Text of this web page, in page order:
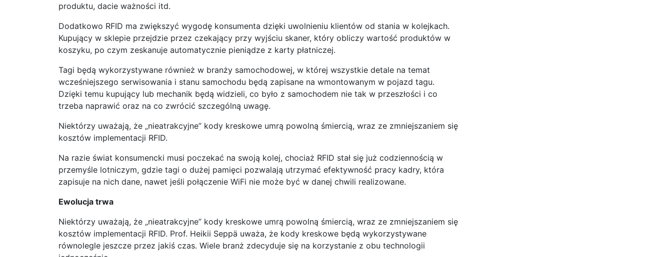
produktu, dacie ważności itd.
Dodatkowo RFID ma zwiększyć wygodę konsumenta dzięki uwolnieniu klientów od stania w kolejkach.
Kupujący w sklepie przejdzie przez czekający przy wyjściu skaner, który obliczy wartość produktów w
koszyku, po czym zeskanuje automatycznie pieniądze z karty płatniczej.
Tagi będą wykorzystywane również w branży samochodowej, w której wszystkie detale na temat
wcześniejszego serwisowania i stanu samochodu będą zapisane na wmontowanym w pojazd tagu.
Dzięki temu kupujący lub mechanik będą widzieli, co było z samochodem nie tak w przeszłości i co
trzeba naprawić oraz na co zwrócić szczególną uwagę.
Niektórzy uważają, że „nieatrakcyjne” kody kreskowe umrą powolną śmiercią, wraz ze zmniejszaniem się
kosztów implementacji RFID.
Na razie świat konsumencki musi poczekać na swoją kolej, chociaż RFID stał się już codziennością w
przemyśle lotniczym, gdzie tagi o dużej pamięci pozwalają utrzymać efektywność pracy kadry, która
zapisuje na nich dane, nawet jeśli połączenie WiFi nie może być w danej chwili realizowane.
Ewolucja trwa
Niektórzy uważają, że „nieatrakcyjne” kody kreskowe umrą powolną śmiercią, wraz ze zmniejszaniem się
kosztów implementacji RFID. Prof. Heikii Seppä uważa, że kody kreskowe będą wykorzystywane
równolegle jeszcze przez jakiś czas. Wiele branż zdecyduje się na korzystanie z obu technologii